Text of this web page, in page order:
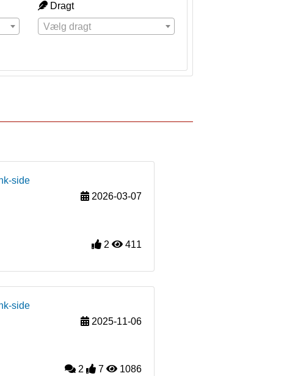
Dragt
Vælg dragt
side
2026-03-07
2 411
side
2025-11-06
2 7 1086